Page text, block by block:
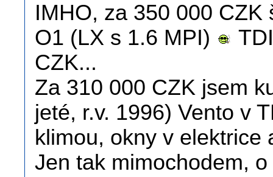
IMHO, za 350 000
O1 (LX s 1.6 MPI)
CZK...
Za 310 000 CZK jsem
jeté, r.v. 1996) Vento v
klimou, okny v elektrice
Jen tak mimochodem,